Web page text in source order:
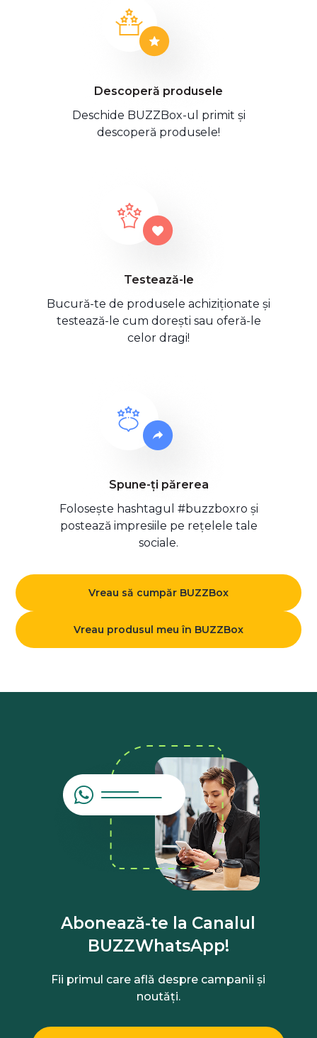
Descoperă produsele
Deschide BUZZBox-ul primit și
descoperă produsele!
Testează-le
Bucură-te de produsele achiziționate și
testează-le cum dorești sau oferă-le
celor dragi!
Spune-ți părerea
Folosește hashtagul #buzzboxro și
postează impresiile pe rețelele tale
sociale.
Vreau să cumpăr BUZZBox
Vreau produsul meu în BUZZBox
Abonează-te la Canalul
BUZZWhatsApp!
Fii primul care află despre campanii și
noutăți.